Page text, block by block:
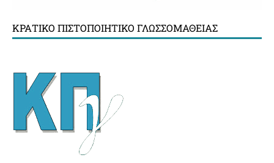
ΚΡΑΤΙΚΌ ΠΙΣΤΟΠΟΙΗΤΙΚΌ ΓΛΩΣΣΟΜΆΘΕΙΑΣ